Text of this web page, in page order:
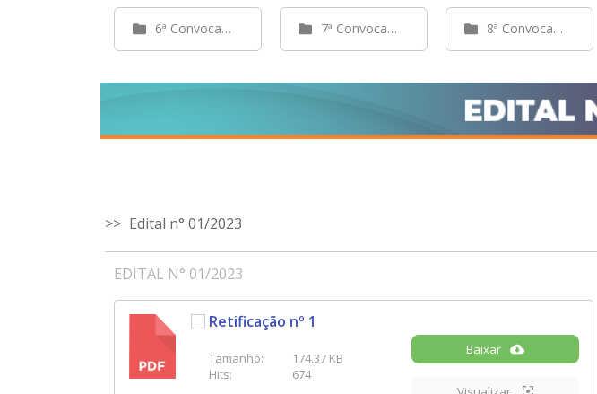
6ª Convocação 7ª Convocação 8ª Convocação
Edital n° 01/2023
EDITAL N° 01/2023
Retificação nº 1
Tamanho:
174.37 KB
Hits:
674
Baixar